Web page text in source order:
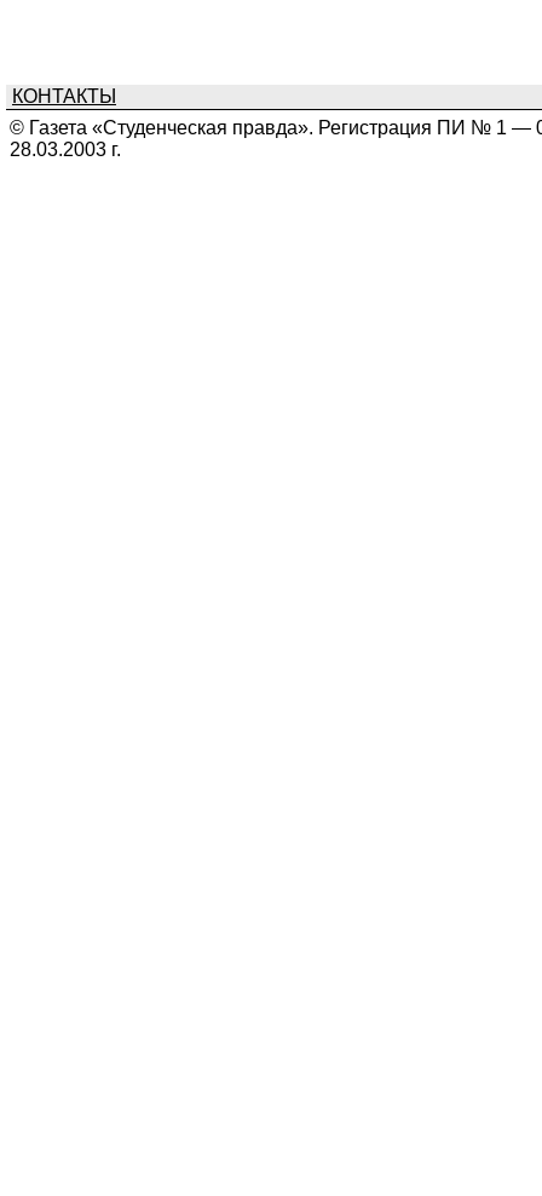
КОНТАКТЫ
© Газета «Студенческая правда». Регистрация ПИ № 1 —
28.03.2003 г.